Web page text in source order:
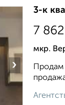
›
3-к
7
мкр.
Продам